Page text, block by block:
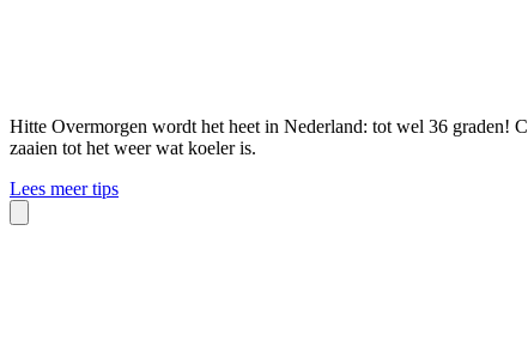
Hitte Overmorgen wordt het heet in Nederland: tot wel 36 graden!
zaaien tot het weer wat koeler is.
Lees meer tips